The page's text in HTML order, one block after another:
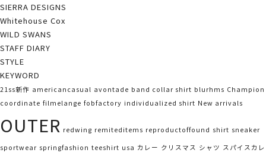
SIERRA DESIGNS
Whitehouse Cox
WILD SWANS
STAFF DIARY
STYLE
KEYWORD
21ss新作 americancasual avontade band collar shirt blurhms Champion
coordinate filmelange fobfactory individualized shirt New arrivals
OUTER redwing remiteditems reproductoffound shirt sneaker
sportwear springfashion teeshirt usa カレー クリスマス シャツ スパイスカレ